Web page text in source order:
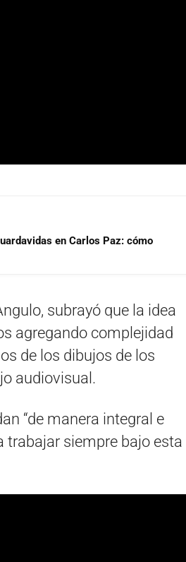
en Carlos Paz: cómo
subrayó que la idea
agregando complejidad
de los dibujos de los
audiovisual.
“de manera integral e
trabajar siempre bajo esta